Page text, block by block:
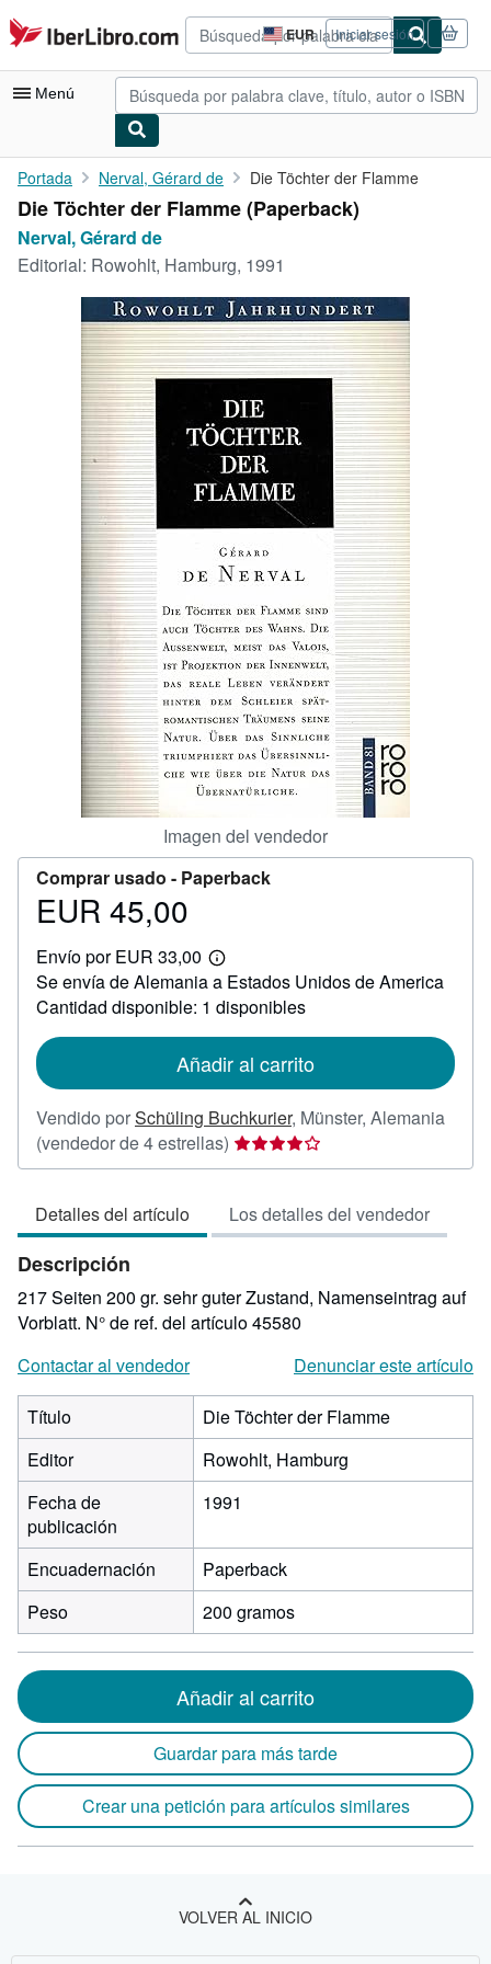
Pasar al contenido principal
IberLibro.com EUR
Preferencias
de
compra
del
Iniciar sesión
Menú
Mi cuenta
Consultar mis pedidos
Búsqueda avanzada
Libros antiguos
Arte y coleccionismo
Vendedores
Comenzar a vender
Portada Nerval, Gérard de Die Töchter der Flamme
Die Töchter der Flamme (Paperback)
Nerval, Gérard de
Editorial: Rowohlt, Hamburg, 1991
Imagen del vendedor
Comprar usado - Paperback
Precio
45,00
EUR 45,00
Envío por EUR 33,00
Más
información
sobre
las
envío
Se envía de Alemania a Estados Unidos de America
Cantidad disponible: 1 disponibles
Añadir al carrito
Vendido porSchüling Buchkurier, Münster, Alemania
(vendedor de 4 estrellas) Calificación
del
4
de
estrellas
Detalles del artículo Los detalles del vendedor
Descripción
217 Seiten 200 gr. sehr guter Zustand, Namenseintrag auf
Vorblatt. N° de ref. del artículo 45580
Contactar al vendedor
Denunciar este artículo
Título
Die Töchter der Flamme
Editor
Rowohlt, Hamburg
Fecha de
publicación
1991
Encuadernación
Paperback
Peso
200 gramos
Añadir al carrito
Guardar para más tarde
Crear una petición para artículos similares
VOLVER AL INICIO